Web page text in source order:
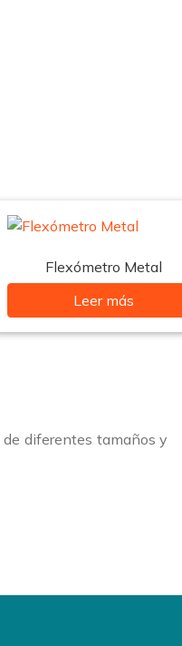
Flexómetro Metal
Leer más
diferentes tamaños y